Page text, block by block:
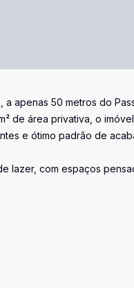
apenas 50 metros do
de área privativa, o
e ótimo padrão de
lazer, com espaços